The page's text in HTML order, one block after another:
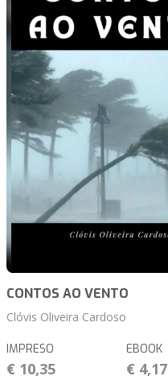
CONTOS AO VENTO
Clóvis Oliveira Cardoso
IMPRESO
€ 10,35
EBOOK
€ 4,17